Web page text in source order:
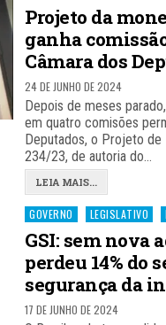
Projeto da
ganha
Câmara dos
24 DE JUNHO DE 2024
Depois de meses
em quatro comisões
Deputados, o Projeto de
234/23, de autoria do…
LEIA MAIS...
Posted
in
GOVERNO LEGISLATIVO
GSI: sem nova
perdeu 14% do
segurança da
17 DE JUNHO DE 2024